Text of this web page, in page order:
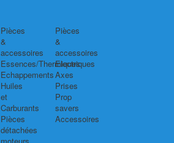
Pièces
&
accessoires
Essences/Thermiques
Echappements
Huiles
et
Carburants
Pièces
détachées
moteurs
Pièces
&
accessoires
Electriques
Axes
Prises
Prop
savers
Accessoires